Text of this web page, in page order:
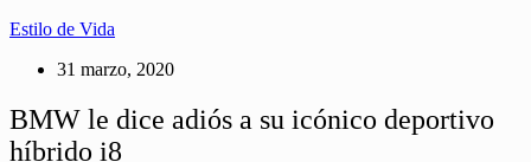
Estilo de Vida
31 marzo, 2020
BMW le dice adiós a su icónico deportivo
híbrido i8